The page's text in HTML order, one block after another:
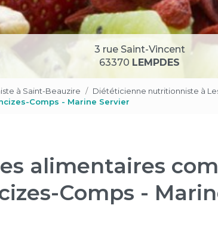
3 rue Saint-Vincent
63370 LEMPDES
à Saint-Beauzire
Diététicienne nutritionniste à
Comps - Marine Servier
alimentaires
Comps -